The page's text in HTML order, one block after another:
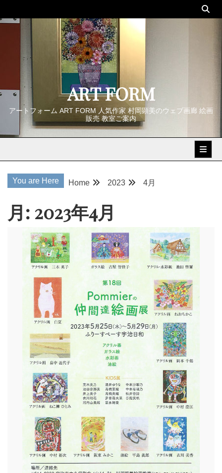
to
ART FORM
アートフォーム ART FORM 人気作家 村岡顕美のウェブ画廊 絵画
販売 教室ご案内
You are Here Home 2023 4月
月: 2023年4月